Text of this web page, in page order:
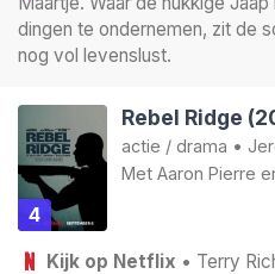
dingen te ondernemen, zit de
nog vol levenslust.
4
Rebel Ridge
actie / drama •
Met Aaron Pierre
Kijk op Netflix • Terry